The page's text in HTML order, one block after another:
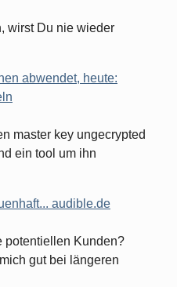
wirst Du nie wieder
abwendet, heute:
master key ungecrypted
ein tool um ihn
audible.de
potentiellen Kunden?
gut bei längeren